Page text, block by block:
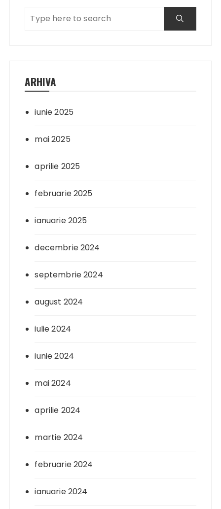
ARHIVA
iunie 2025
mai 2025
aprilie 2025
februarie 2025
ianuarie 2025
decembrie 2024
septembrie 2024
august 2024
iulie 2024
iunie 2024
mai 2024
aprilie 2024
martie 2024
februarie 2024
ianuarie 2024